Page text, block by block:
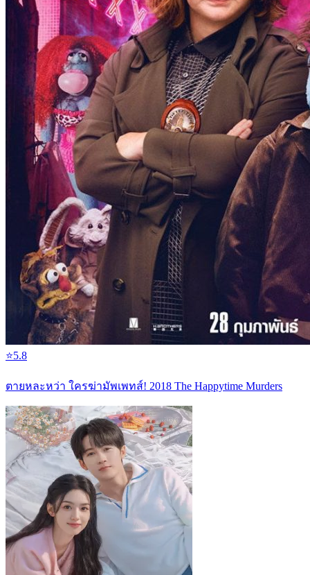
⭐5.8
ตายหละหว่า ใครฆ่ามัพเพทส์! 2018 The Happytime Murders